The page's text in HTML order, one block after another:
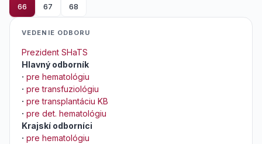
66 67 68
VEDENIE ODBORU
Prezident SHaTS
Hlavný odborník
· pre hematológiu
· pre transfuziológiu
· pre transplantáciu KB
· pre det. hematológiu
Krajskí odborníci
· pre hematológiu